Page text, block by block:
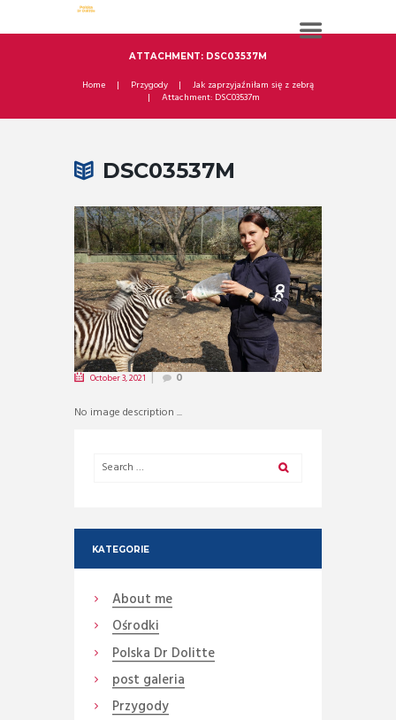
ATTACHMENT: DSC03537M
Home Przygody
Jak zaprzyjaźniłam się z zebrą
Attachment: DSC03537m
DSC03537M
October 3, 2021 0
No image description ...
KATEGORIE
About me
Ośrodki
Polska Dr Dolitte
post galeria
Przygody